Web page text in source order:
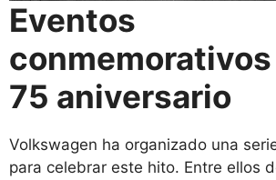
Eventos
75 aniversario
Volkswagen ha organizado una
para celebrar este hito. Entre ellos